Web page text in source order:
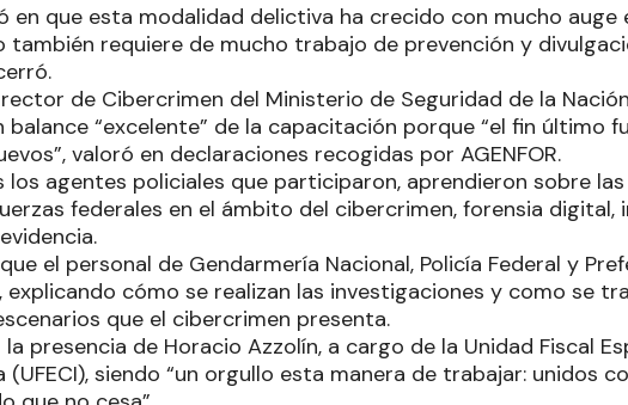
en que esta modalidad delictiva ha crecido con mucho auge
también requiere de mucho trabajo de prevención y
de Cibercrimen del Ministerio de Seguridad de la
balance “excelente” de la capacitación porque “el fin último
valoró en declaraciones recogidas por AGENFOR.
los agentes policiales que participaron, aprendieron sobre
federales en el ámbito del cibercrimen, forensia digital,
el personal de Gendarmería Nacional, Policía Federal y
cómo se realizan las investigaciones y como se
que el cibercrimen presenta.
presencia de Horacio Azzolín, a cargo de la Unidad Fiscal
(UFECI), siendo “un orgullo esta manera de trabajar: unidos